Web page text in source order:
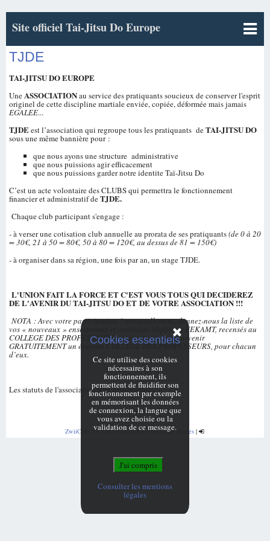
Site officiel Tai-Jitsu Do Europe
TJDE
TAI-JITSU DO EUROPE
UneASSOCIATIONau service des pratiquants soucieux de conserver l'esprit
originel de cette discipline martiale enviée, copiée, déformée mais jamais
EGALEE...
TJDEest l’association qui regroupe tous les pratiquants deTAI-JITSU DO
sous une même bannière pour :
que nous ayons une structure administrative
que nous puissions agir efficacement
que nous puissions garder notre identite Taï-Jitsu Do
C’est un acte volontaire des CLUBS qui permettra le fonctionnement
financier et administratif deTJDE.
Chaque club participant s'engage :
- à verser une cotisation club annuelle au prorata de ses pratiquants(de 0 à 20
= 30€, 21 à 50 = 80€, 50 à 80 = 120€, au dessus de 81 = 150€)
- à organiser dans sa région, une fois par an, un stage TJDE.
L'UNION FAIT LA FORCE ET C'EST VOUS TOUSQUI DECIDEREZ
DE L'AVENIR DU TAI-JITSU DOET DE VOTRE ASSOCIATION !!!
NOTA : Avec votre participation / renouvellement, donnez-nous la liste de
vos « nouveaux » enseignants et assistants diplômés FEKAMT, recensés au
COLLEGE DES PROFESSEURS),nous vous ferons parvenir
GRATUITEMENTun écussonCOLLEGE DES PROFESSEURS, pour chacun
d’eux.
Les statuts de l'association sont disponiblesici.
Taï-Jitsu Do Europe
ZwiiCMS 13.3.08|Plan du site|Mentions légales|
Cookies essentiels
Ce site utilise des cookies
nécessaires à son
fonctionnement, ils
permettent de fluidifier son
fonctionnement par exemple
en mémorisant les données
de connexion, la langue que
vous avez choisie ou la
validation de ce message.
Consulter les mentions
légales